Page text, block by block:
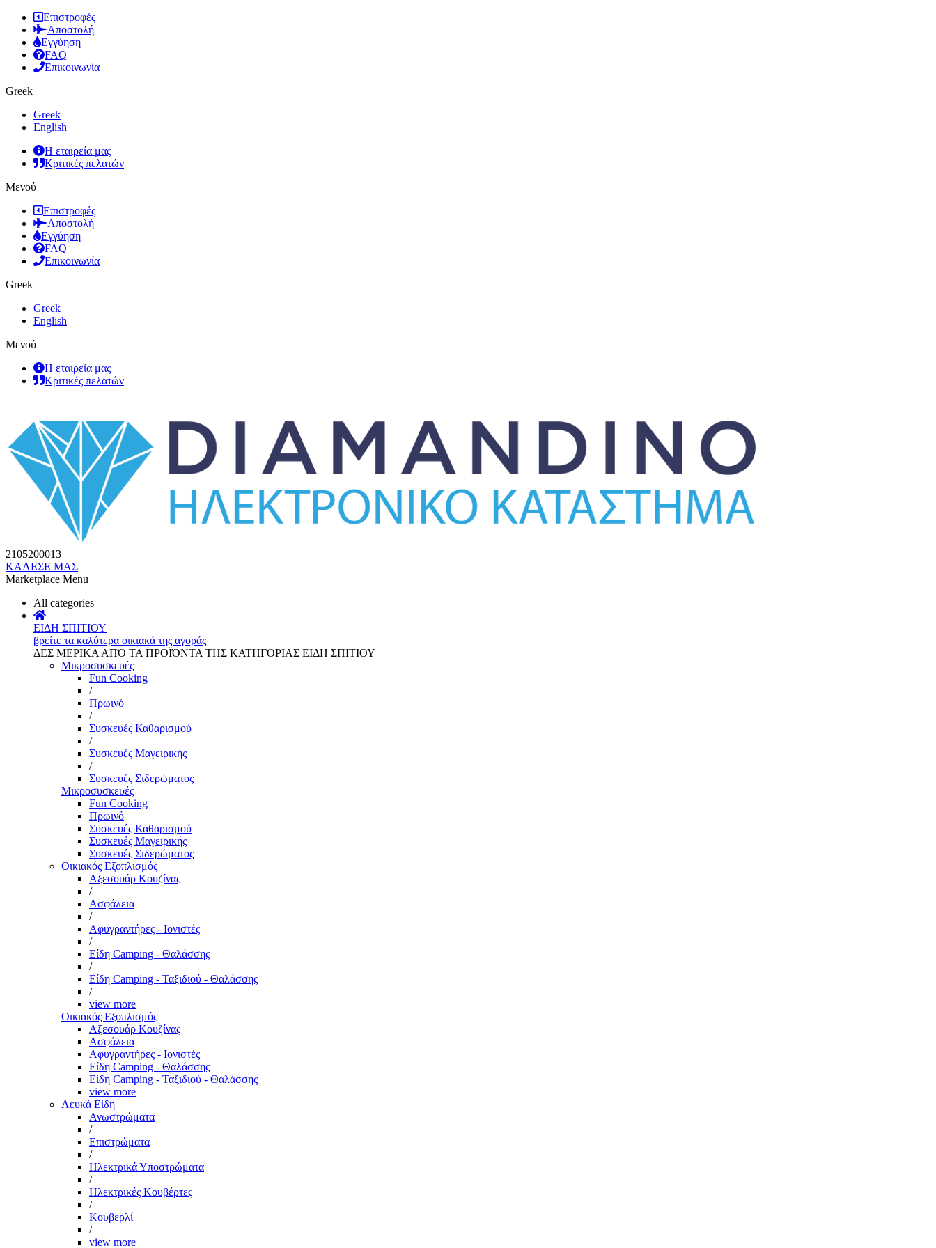
Επιστροφές
Αποστολή
Εγγύηση
FAQ
Επικοινωνία
Greek
Greek
English
Η εταιρεία μας
Κριτικές πελατών
Μενού
Επιστροφές
Αποστολή
Εγγύηση
FAQ
Επικοινωνία
Greek
Greek
English
Μενού
Η εταιρεία μας
Κριτικές πελατών
2105200013
ΚΑΛΕΣΕ ΜΑΣ
Marketplace Menu
All categories
ΕΙΔΗ ΣΠΙΤΙΟΥ
βρείτε τα καλύτερα οικιακά της αγοράς
ΔΕΣ ΜΕΡΙΚΑ ΑΠΌ ΤΑ ΠΡΟΪΌΝΤΑ ΤΗΣ ΚΑΤΗΓΟΡΙΑΣ ΕΙΔΗ ΣΠΙΤΙΟΥ
Μικροσυσκευές
Fun Cooking
/
Πρωινό
/
Συσκευές Καθαρισμού
/
Συσκευές Μαγειρικής
/
Συσκευές Σιδερώματος
Μικροσυσκευές
Fun Cooking
Πρωινό
Συσκευές Καθαρισμού
Συσκευές Μαγειρικής
Συσκευές Σιδερώματος
Οικιακός Εξοπλισμός
Αξεσουάρ Κουζίνας
/
Ασφάλεια
/
Αφυγραντήρες - Ιονιστές
/
Είδη Camping - Θαλάσσης
/
Είδη Camping - Ταξιδιού - Θαλάσσης
/
view more
Οικιακός Εξοπλισμός
Αξεσουάρ Κουζίνας
Ασφάλεια
Αφυγραντήρες - Ιονιστές
Είδη Camping - Θαλάσσης
Είδη Camping - Ταξιδιού - Θαλάσσης
view more
Λευκά Είδη
Ανωστρώματα
/
Επιστρώματα
/
Ηλεκτρικά Υποστρώματα
/
Ηλεκτρικές Κουβέρτες
/
Κουβερλί
/
view more